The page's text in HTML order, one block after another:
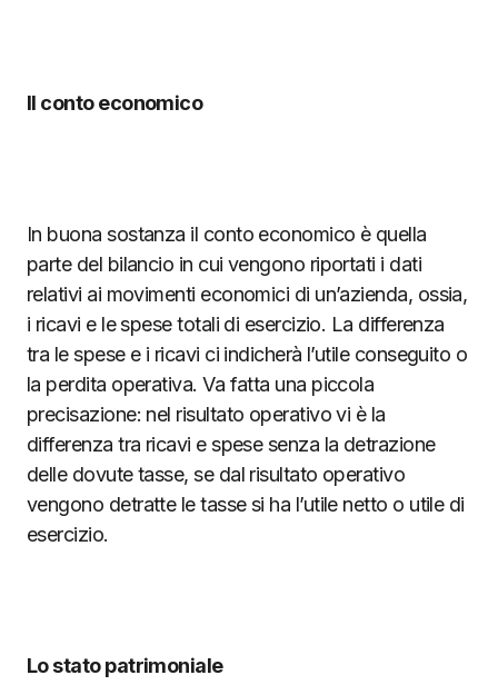
Il conto economico
In buona sostanza il conto economico è quella
parte del bilancio in cui vengono riportati i dati
relativi ai movimenti economici di un’azienda, ossia,
i ricavi e le spese totali di esercizio. La differenza
tra le spese e i ricavi ci indicherà l’utile conseguito o
la perdita operativa. Va fatta una piccola
precisazione: nel risultato operativo vi è la
differenza tra ricavi e spese senza la detrazione
delle dovute tasse, se dal risultato operativo
vengono detratte le tasse si ha l’utile netto o utile di
esercizio.
Lo stato patrimoniale